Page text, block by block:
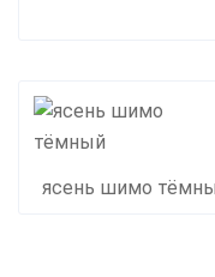
ясень шимо